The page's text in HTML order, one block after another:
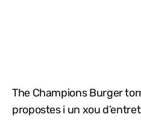
The Champions Burger
propostes i un xou